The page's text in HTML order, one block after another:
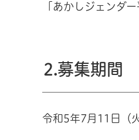
「あかしジェンダ
2.募集期間
令和5年7月11日（